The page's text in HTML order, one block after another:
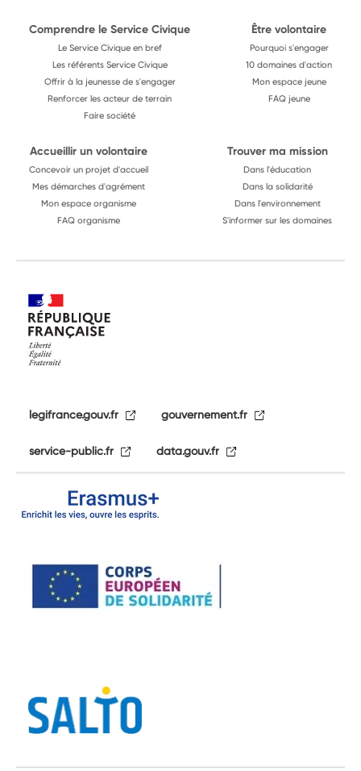
Comprendre le Service Civique
Le Service Civique en bref
Les référents Service Civique
Offrir à la jeunesse de s'engager
Renforcer les acteur de terrain
Faire société
Être volontaire
Pourquoi s'engager
10 domaines d'action
Mon espace jeune
FAQ jeune
Accueillir un volontaire
Concevoir un projet d'accueil
Mes démarches d'agrément
Mon espace organisme
FAQ organisme
Trouver ma mission
Dans l'éducation
Dans la solidarité
Dans l'environnement
S'informer sur les domaines
legifrance.gouv.fr gouvernement.fr
service-public.fr data.gouv.fr